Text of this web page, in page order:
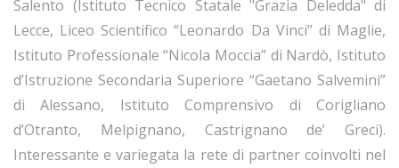
Salento (Istituto Tecnico Statale "Grazia Deledda" di
Lecce, Liceo Scientifico “Leonardo Da Vinci” di Maglie,
Istituto Professionale “Nicola Moccia” di Nardò, Istituto
d’Istruzione Secondaria Superiore “Gaetano Salvemini”
di Alessano, Istituto Comprensivo di Corigliano
d’Otranto, Melpignano, Castrignano de’ Greci).
Interessante e variegata la rete di partner coinvolti nel